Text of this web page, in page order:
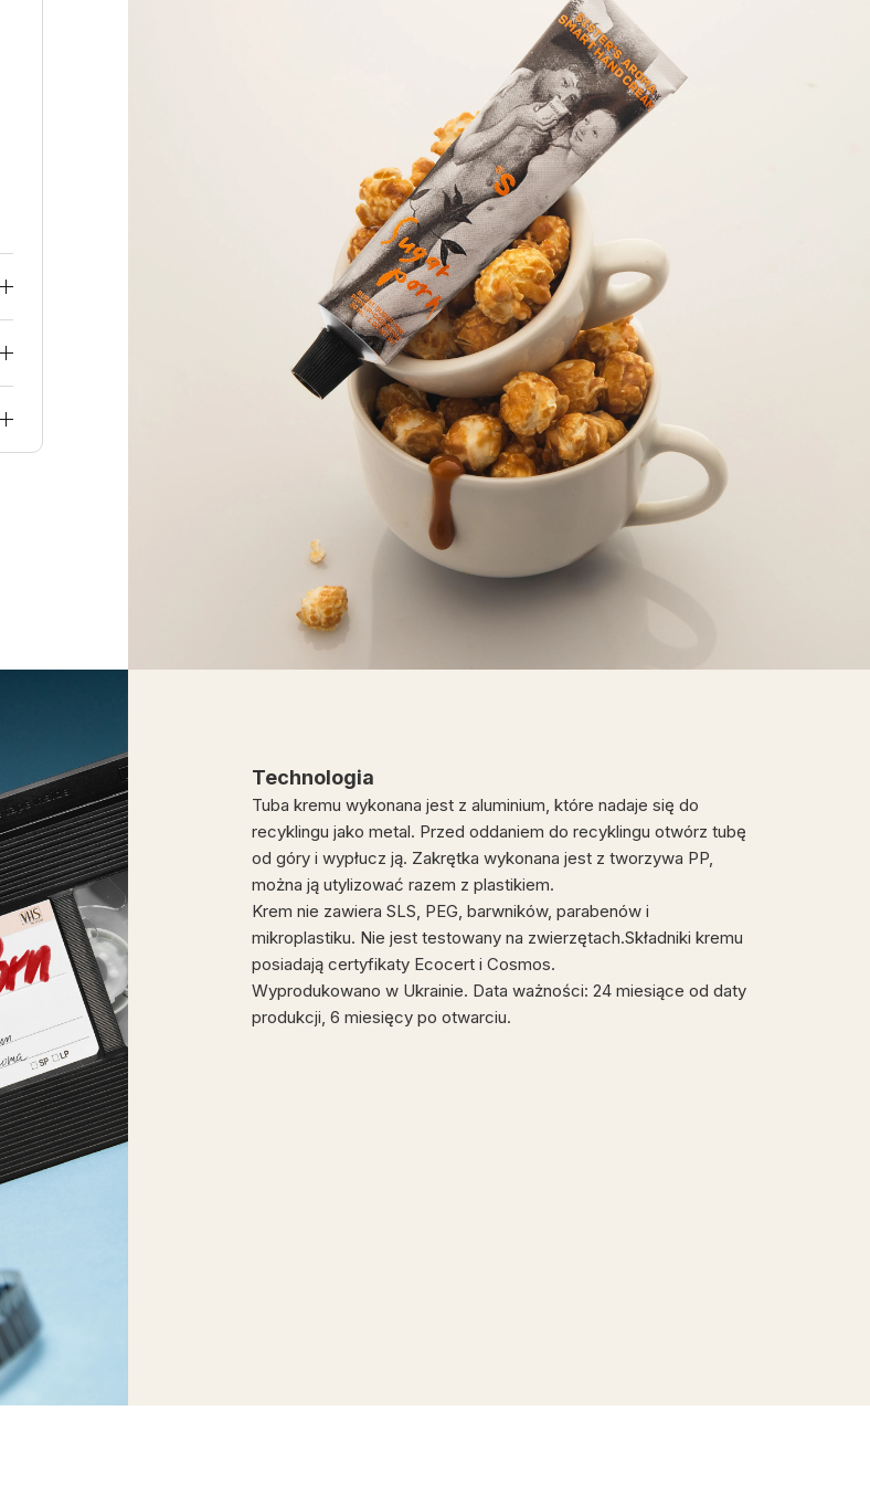
Technologia
Tuba kremu wykonana jest z aluminium, które nadaje się do
recyklingu jako metal. Przed oddaniem do recyklingu otwórz tubę
od góry i wypłucz ją. Zakrętka wykonana jest z tworzywa PP,
można ją utylizować razem z plastikiem.
Krem nie zawiera SLS, PEG, barwników, parabenów i
mikroplastiku. Nie jest testowany na zwierzętach.Składniki kremu
posiadają certyfikaty Ecocert i Cosmos.
Wyprodukowano w Ukrainie. Data ważności: 24 miesiące od daty
produkcji, 6 miesięcy po otwarciu.